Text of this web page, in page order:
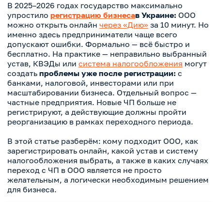
В 2025–2026 годах государство максимально
упростило регистрацию бизнесав Украине: ООО
можно открыть онлайн через «Дию» за 10 минут. Но
именно здесь предприниматели чаще всего
допускают ошибки. Формально — всё быстро и
бесплатно. На практике — неправильно выбранный
устав, КВЭДы или система налогообложения могут
создать проблемы уже после регистрации: с
банками, налоговой, инвесторами или при
масштабировании бизнеса. Отдельный вопрос —
частные предприятия. Новые ЧП больше не
регистрируют, а действующие должны пройти
реорганизацию в рамках переходного периода.
В этой статье разберём: кому подходит ООО, как
зарегистрировать онлайн, какой устав и систему
налогообложения выбрать, а также в каких случаях
переход с ЧП в ООО является не просто
желательным, а логически необходимым решением
для бизнеса.